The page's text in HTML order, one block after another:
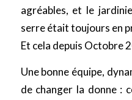
agréables, et le
serre était toujours en
Et cela depuis Octobre
Une bonne équipe,
de changer la donne :